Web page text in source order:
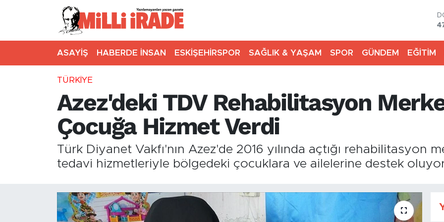
ASAYİŞ HABERDE İNSAN ESKİŞEHİRSPOR SAĞLIK & YAŞAM SPOR GÜNDEM EĞİTİM
TÜRKİYE
Azez'deki TDV Rehabilitasyon
Çocuğa Hizmet Verdi
Türk Diyanet Vakfı'nın Azez'de 2016 yılında açtığı rehabilitasyon
tedavi hizmetleriyle bölgedeki çocuklara ve ailelerine destek